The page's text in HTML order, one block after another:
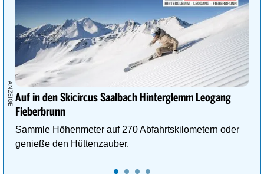
Auf in den Skicircus Saalbach Hinterglemm Leogang
Fieberbrunn
Sammle Höhenmeter auf 270 Abfahrtskilometern oder
genieße den Hüttenzauber.